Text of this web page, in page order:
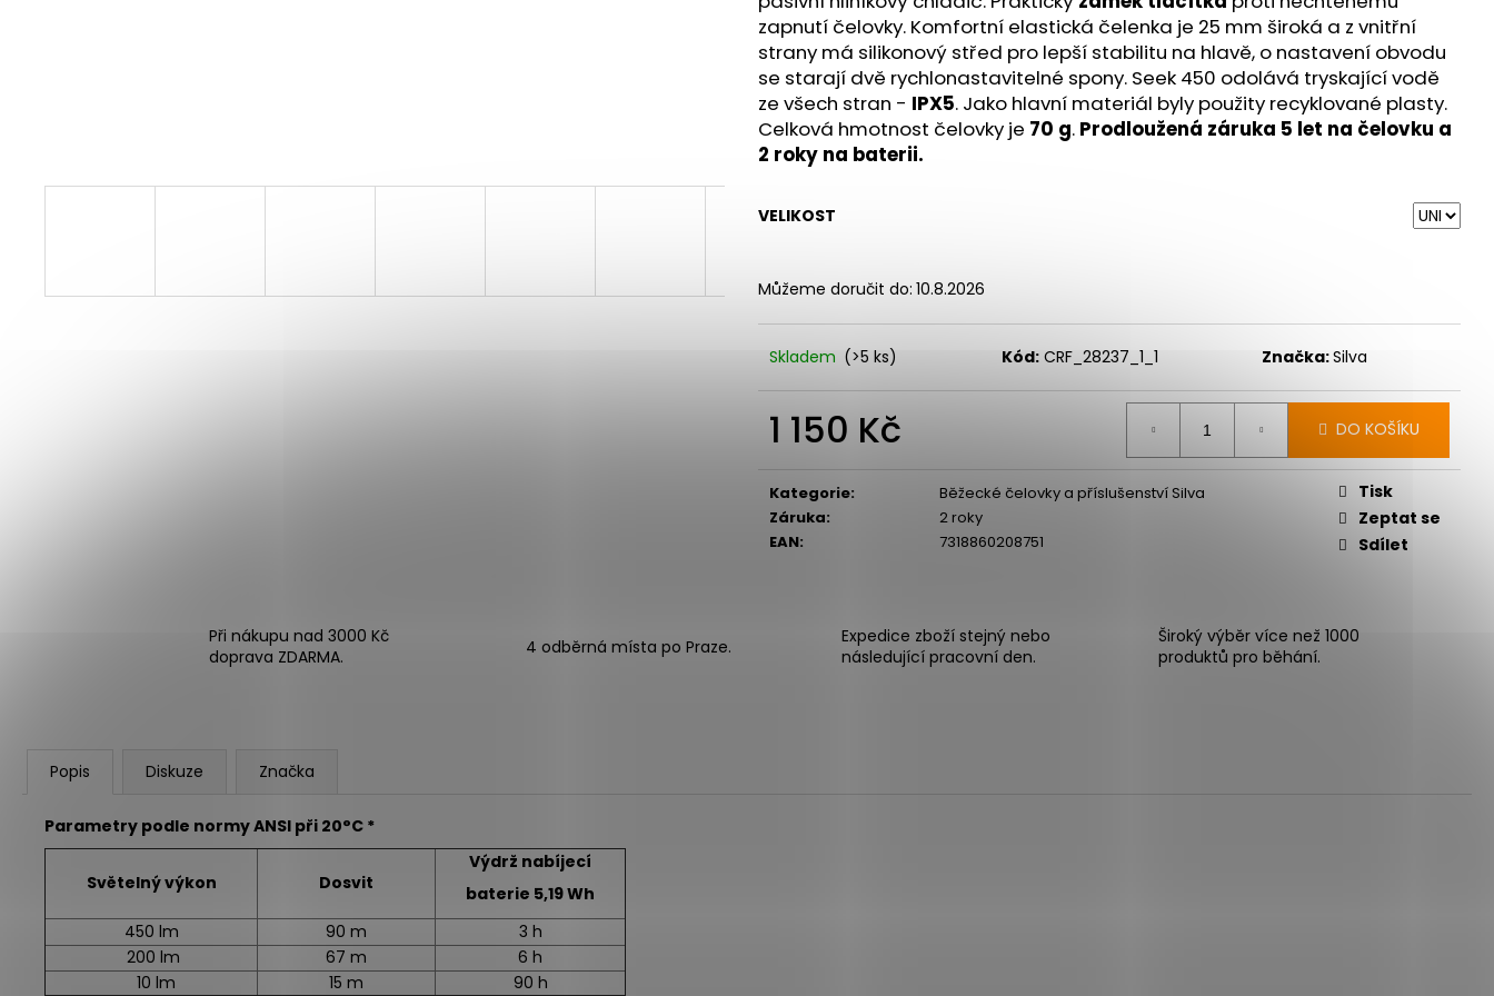
zapnutí čelovky. Komfortní elastická čelenka je 25 mm široká a z vnitřní
strany má silikonový střed pro lepší stabilitu na hlavě, o nastavení obvodu
se starají dvě rychlonastavitelné spony. Seek 450 odolává tryskající vodě
ze všech stran - IPX5. Jako hlavní materiál byly použity recyklované plasty.
Celková hmotnost čelovky je 70 g. Prodloužená záruka 5 let na čelovku a
2 roky na baterii.
VELIKOST
Můžeme doručit do: 10.8.2026
Skladem (>5 ks) Kód: CRF_28237_1_1 Značka:Silva
1 150 Kč DO KOŠÍKU
Kategorie:
Běžecké čelovky a příslušenství Silva
Záruka:
2 roky
EAN: 7318860208751
Tisk
Zeptat se
Sdílet
Při nákupu nad 3000 Kč
doprava ZDARMA.
4 odběrná místa po Praze.
Expedice zboží stejný nebo
následující pracovní den.
Široký výběr více než 1000
produktů pro běhání.
Popis Diskuze Značka
Parametry podle normy ANSI při 20°C *
Světelný výkon Dosvit
Výdrž nabíjecí
baterie 5,19 Wh
450 lm
90 m
3 h
200 lm
67 m
6 h
10 lm
15 m 90 h
BOTY CRAFT ENDURANCE 3 - BÍLÁ
BOTY CRAFT PACER 2 - ORANŽOVÁ
3 490 Kč